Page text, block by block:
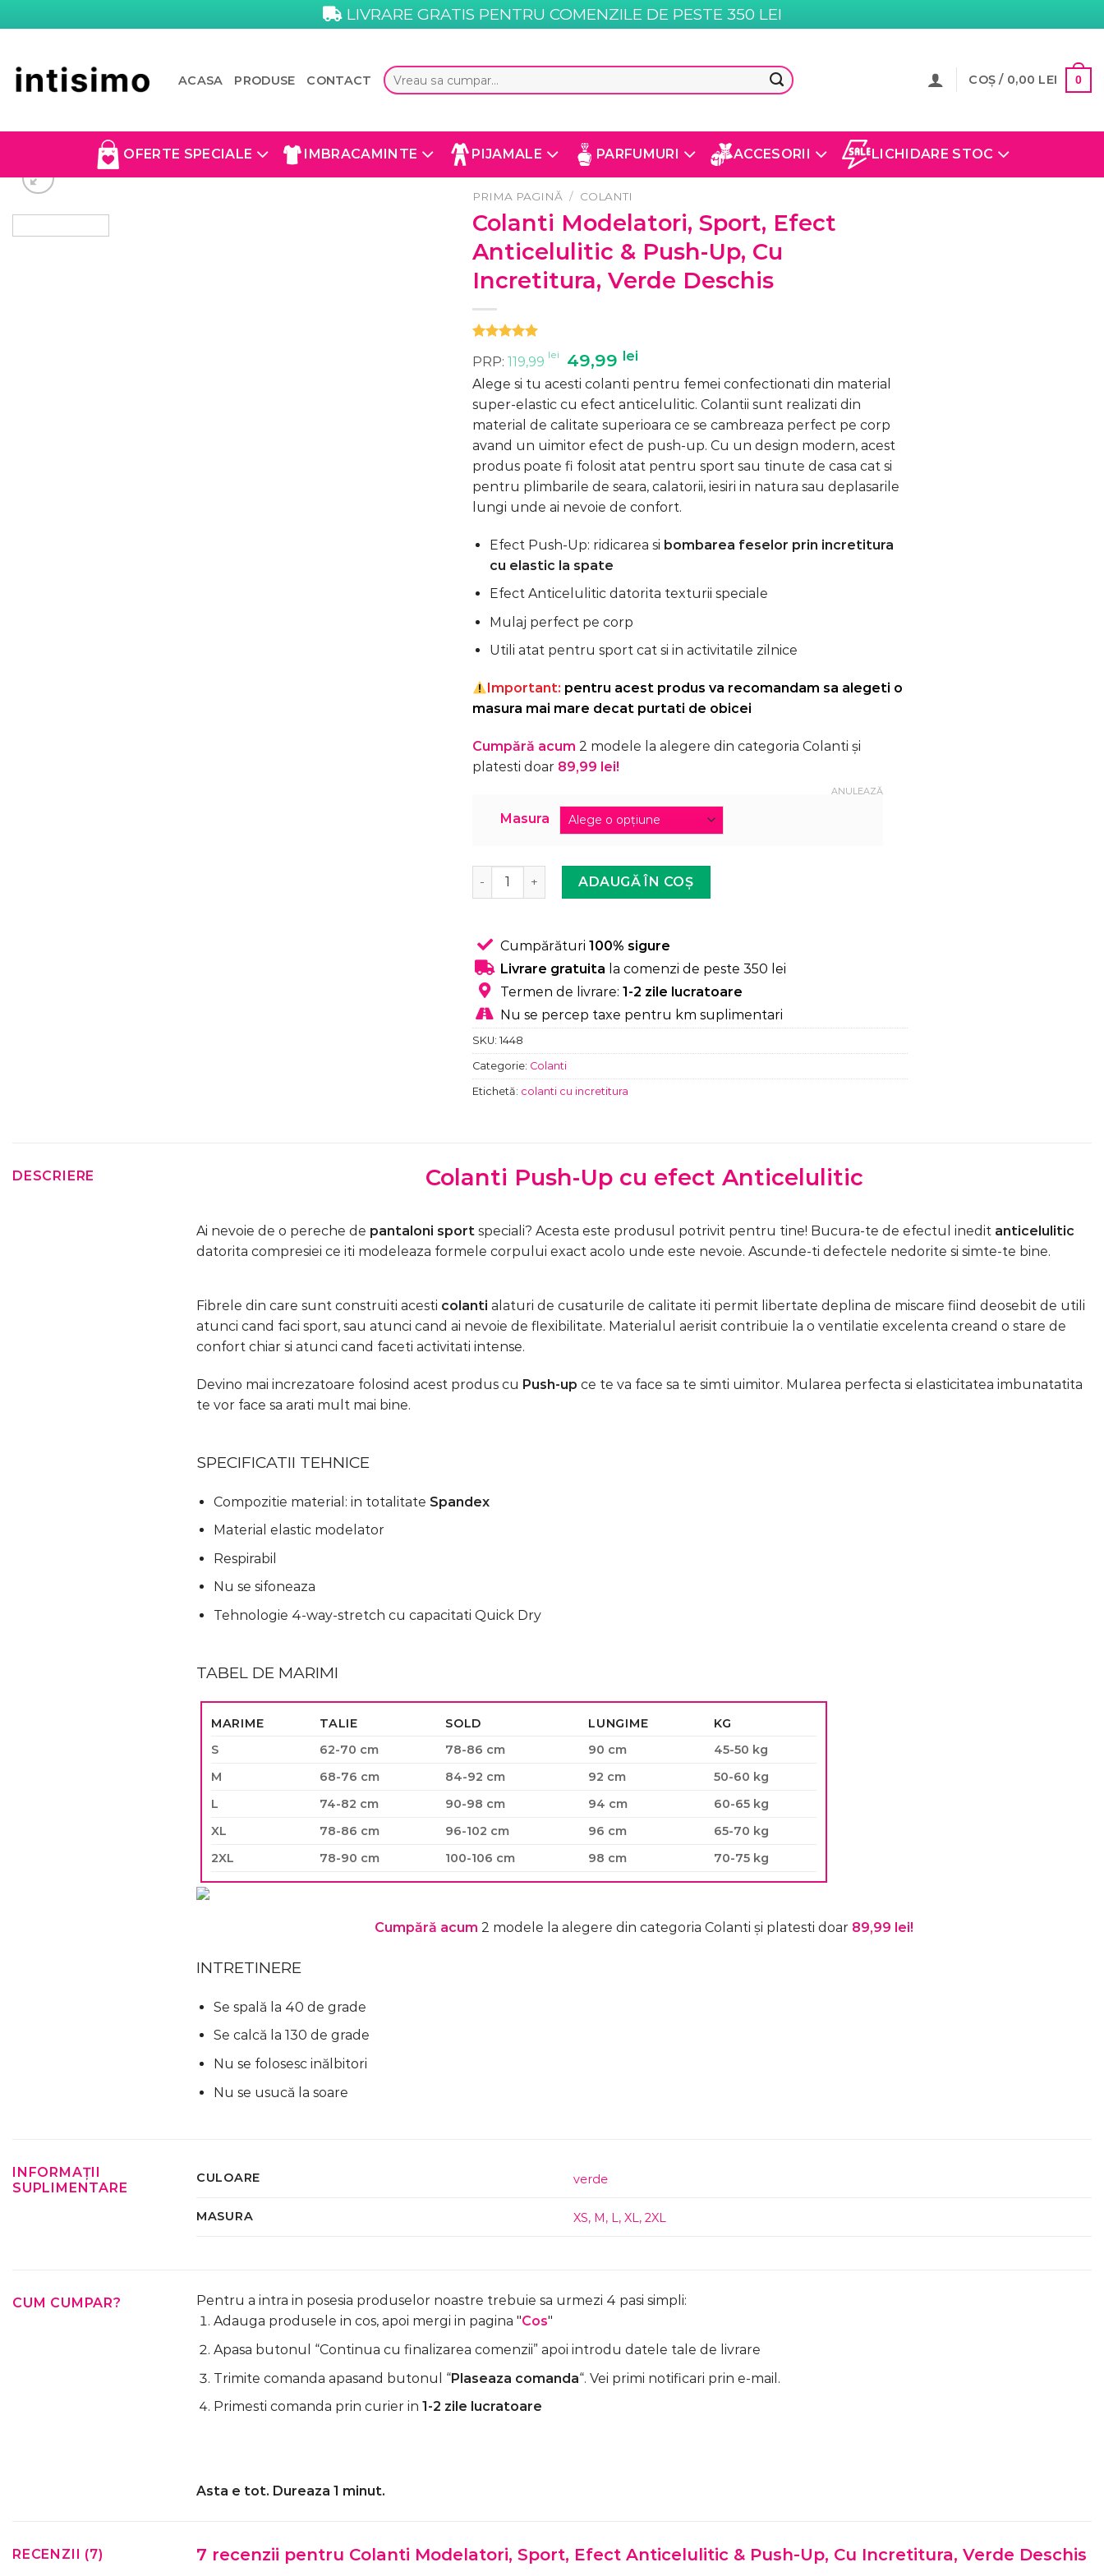
to
LIVRARE GRATIS PENTRU COMENZILE DE PESTE 350 LEI
ACASA PRODUSE CONTACT
Caută
după:
COȘ / 0,00 LEI 0
OFERTE SPECIALE IMBRACAMINTE PIJAMALE PARFUMURI ACCESORII LICHIDARE STOC
PRIMA PAGINĂ / COLANTI
Colanti Modelatori, Sport, Efect
Anticelulitic & Push-Up, Cu
Incretitura, Verde Deschis
4.86din 5
pe baza a
evaluări de
la clienți
PRP: 119,99 lei
Prețul
inițial
fost:
119,99 lei.
49,99 leiPrețul
curent
este:
49,99 lei.
Alege si tu acesti colanti pentru femei confectionati din material
super-elastic cu efect anticelulitic. Colantii sunt realizati din
material de calitate superioara ce se cambreaza perfect pe corp
avand un uimitor efect de push-up. Cu un design modern, acest
produs poate fi folosit atat pentru sport sau tinute de casa cat si
pentru plimbarile de seara, calatorii, iesiri in natura sau deplasarile
lungi unde ai nevoie de confort.
Efect Push-Up: ridicarea si bombarea feselor prin incretitura
cu elastic la spate
Efect Anticelulitic datorita texturii speciale
Mulaj perfect pe corp
Utili atat pentru sport cat si in activitatile zilnice
Important: pentru acest produs va recomandam sa alegeti o
masura mai mare decat purtati de obicei
Cumpără acum 2 modele la alegere din categoria Colanti și
platesti doar 89,99 lei!
Masura
ANULEAZĂ
Cantitate Colanti Modelatori, Sport, Efect Anticelulitic & Push-Up, Cu Incretitura, Verde Deschis
ADAUGĂ ÎN COȘ
Cumpărături 100% sigure
Livrare gratuita la comenzi de peste 350 lei
Termen de livrare: 1-2 zile lucratoare
Nu se percep taxe pentru km suplimentari
SKU: 1448
Categorie: Colanti
Etichetă: colanti cu incretitura
DESCRIERE Colanti Push-Up cu efect Anticelulitic
Ai nevoie de o pereche de pantaloni sport speciali? Acesta este produsul potrivit pentru tine! Bucura-te de efectul inedit anticelulitic
datorita compresiei ce iti modeleaza formele corpului exact acolo unde este nevoie. Ascunde-ti defectele nedorite si simte-te bine.
Fibrele din care sunt construiti acesti colanti alaturi de cusaturile de calitate iti permit libertate deplina de miscare fiind deosebit de utili
atunci cand faci sport, sau atunci cand ai nevoie de flexibilitate. Materialul aerisit contribuie la o ventilatie excelenta creand o stare de
confort chiar si atunci cand faceti activitati intense.
Devino mai increzatoare folosind acest produs cu Push-up ce te va face sa te simti uimitor. Mularea perfecta si elasticitatea imbunatatita
te vor face sa arati mult mai bine.
SPECIFICATII TEHNICE
Compozitie material: in totalitate Spandex
Material elastic modelator
Respirabil
Nu se sifoneaza
Tehnologie 4-way-stretch cu capacitati Quick Dry
TABEL DE MARIMI
MARIME TALIE SOLD LUNGIME
KG
S
62-70 cm 78-86 cm 90 cm
45-50 kg
M
68-76 cm 84-92 cm 92 cm
50-60 kg
L
74-82 cm 90-98 cm 94 cm
60-65 kg
XL
78-86 cm 96-102 cm 96 cm
65-70 kg
2XL
78-90 cm 100-106 cm 98 cm 70-75 kg
Cumpără acum 2 modele la alegere din categoria Colanti și platesti doar 89,99 lei!
INTRETINERE
Se spală la 40 de grade
Se calcă la 130 de grade
Nu se folosesc inălbitori
Nu se usucă la soare
INFORMAȚII
SUPLIMENTARE
CULOARE verde
MASURA XS, M, L ,XL ,2XL
CUM CUMPAR?
Pentru a intra in posesia produselor noastre trebuie sa urmezi 4 pasi simpli:
Adauga produsele in cos, apoi mergi in pagina "Cos"
Apasa butonul “Continua cu finalizarea comenzii” apoi introdu datele tale de livrare
Trimite comanda apasand butonul “Plaseaza comanda“. Vei primi notificari prin e-mail.
Primesti comanda prin curier in 1-2 zile lucratoare
Asta e tot. Dureaza 1 minut.
RECENZII (7) 7 recenzii pentru Colanti Modelatori, Sport, Efect Anticelulitic & Push-Up, Cu Incretitura, Verde Deschis